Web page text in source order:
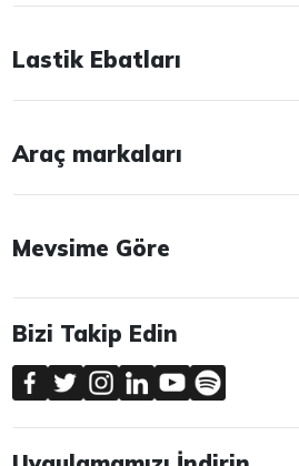
Lastik Ebatları
Araç markaları
Mevsime Göre
Bizi Takip Edin